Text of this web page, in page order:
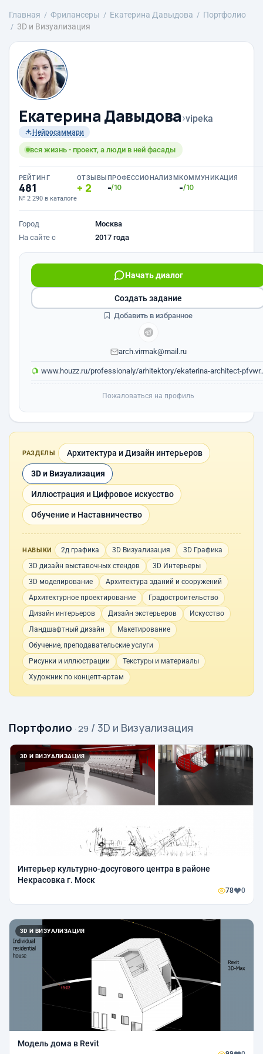
Главная Фрилансеры Екатерина Давыдова
Портфолио
3D и Визуализация
Екатерина Давыдова›vipeka
Нейросаммари
вся жизнь - проект, а люди в ней фасады
РЕЙТИНГ
481
№ 2 290 в каталоге
ОТЗЫВЫ
2
ПРОФЕССИОНАЛИЗМ
-/10
КОММУНИКАЦИЯ
-/10
Город
Москва
На сайте с
2017 года
Начать диалог
arch.virmak@mail.ru
www.houzz.ru/professionaly/arhitektory/ekaterina-architect-
Создать задание
Добавить в избранное
Пожаловаться на профиль
РАЗДЕЛЫ Архитектура и Дизайн интерьеров
3D и Визуализация
Иллюстрация и Цифровое искусство
Обучение и Наставничество
НАВЫКИ 2д графика 3D Визуализация
3D Графика
3D дизайн выставочных стендов
3D Интерьеры
3D моделирование
Архитектура зданий и сооружений
Архитектурное проектирование
Градостроительство
Дизайн интерьеров
Дизайн экстерьеров
Искусство
Ландшафтный дизайн
Макетирование
Обучение, преподавательские услуги
Рисунки и иллюстрации
Текстуры и материалы
Художник по концепт-артам
Портфолио · 29 / 3D и Визуализация
3D И ВИЗУАЛИЗАЦИЯ
Интерьер культурно-досугового центра в районе
Некрасовка г. Моск
78 0
3D И ВИЗУАЛИЗАЦИЯ
Модель дома в Revit